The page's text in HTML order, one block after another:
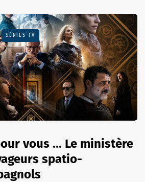
SÉRIES TV
vous ... Le ministère
spatio-